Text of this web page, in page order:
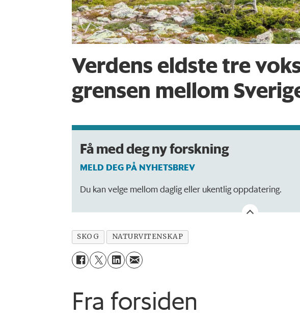
Verdens eldste tre
grensen mellom
Få med deg ny forskning
MELD DEG PÅ NYHETSBREV
Du kan velge mellom daglig eller ukentlig oppdatering.
SKOG NATURVITENSKAP
Fra forsiden